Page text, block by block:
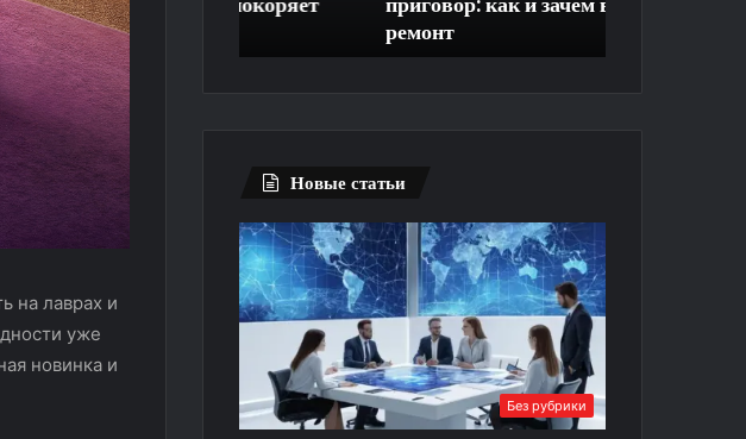
на лаврах и
уже
новинка и
и
выполняют
территорию
Новые статьи
Без рубрики